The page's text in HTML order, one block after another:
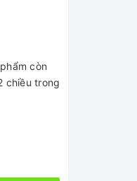
còn
chiều trong